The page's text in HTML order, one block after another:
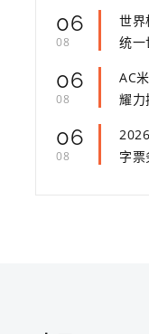
06
08
世界
统一
06
08
AC
耀力
06
08
字